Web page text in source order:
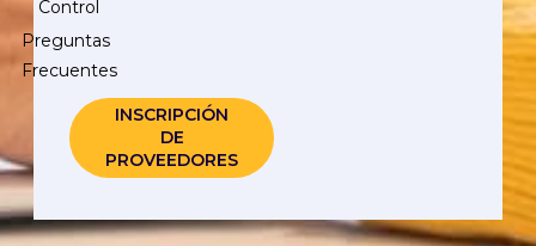
Control
Preguntas
Frecuentes
INSCRIPCIÓN
DE
PROVEEDORES